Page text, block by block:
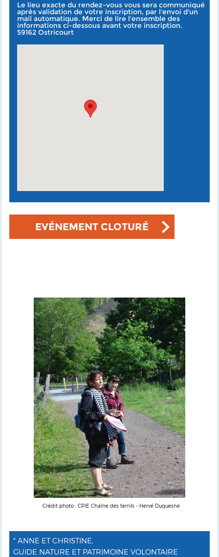
Le lieu exacte du rendez-vous vous sera communiqué
après validation de votre inscription, par l'envoi d'un
mail automatique. Merci de lire l'ensemble des
informations ci-dessous avant votre inscription.
59162 Ostricourt
EVÉNEMENT CLOTURÉ
Crédit photo : CPIE Chaîne des terrils - Hervé Duquesne
* ANNE ET CHRISTINE,
GUIDE NATURE ET PATRIMOINE VOLONTAIRE